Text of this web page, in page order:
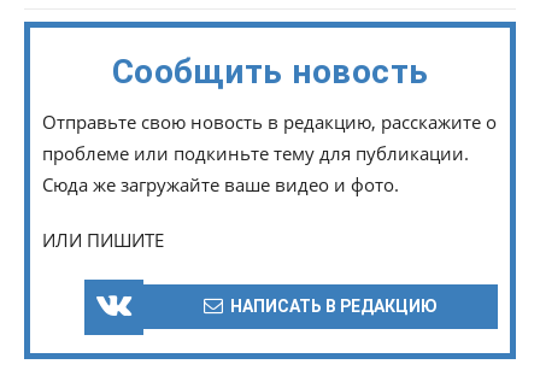
Сообщить новость
Отправьте свою новость в редакцию, расскажите о
проблеме или подкиньте тему для публикации.
Сюда же загружайте ваше видео и фото.
ИЛИ ПИШИТЕ
НАПИСАТЬ В РЕДАКЦИЮ